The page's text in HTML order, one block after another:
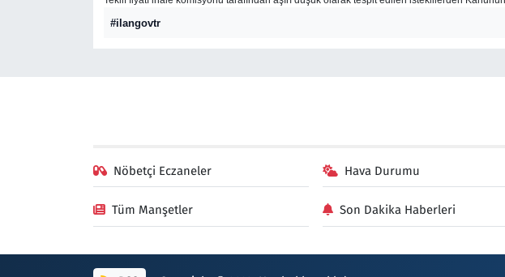
#ilangovtr
Nöbetçi Eczaneler Hava Durumu
Tüm Manşetler Son Dakika Haberleri